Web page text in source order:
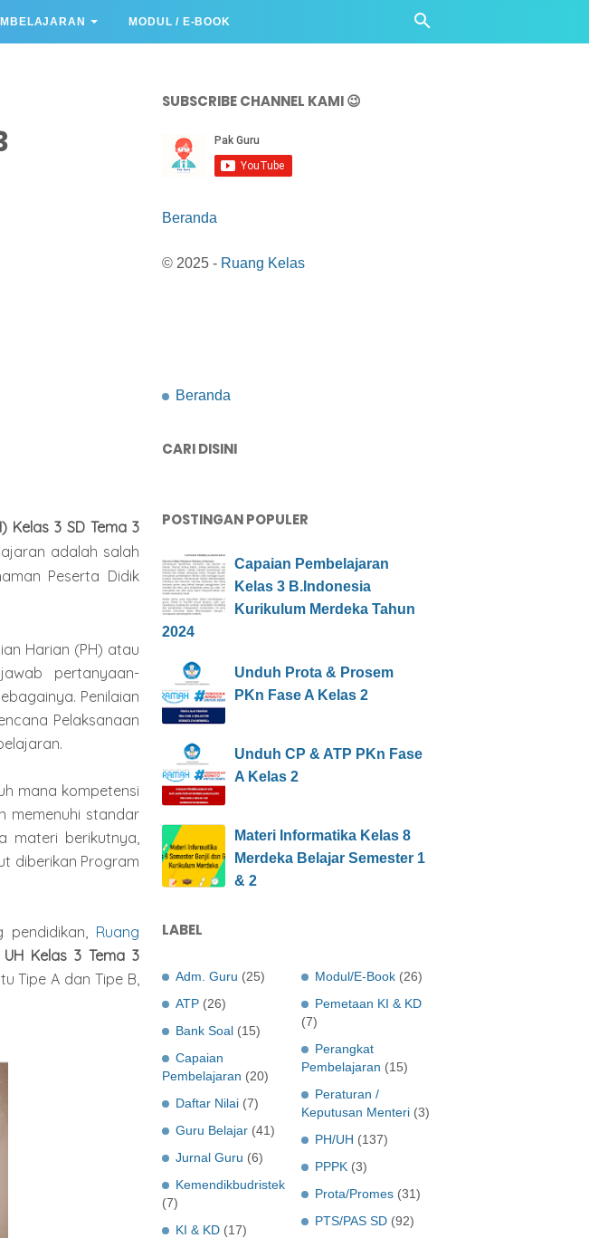
MODUL / E-BOOK
Kelas 3 SD Tema 3
adalah salah
Peserta Didik
Harian (PH) atau
pertanyaan-
Penilaian
Pelaksanaan
mana kompetensi
memenuhi standar
materi berikutnya,
diberikan Program
Ruang
Kelas 3 Tema 3
Tipe A dan Tipe B,
SUBSCRIBE CHANNEL KAMI 😉
Beranda
© 2025 - Ruang Kelas
Beranda
CARI DISINI
POSTINGAN POPULER
Capaian Pembelajaran
Kelas 3 B.Indonesia
Kurikulum Merdeka Tahun
2024
Unduh Prota & Prosem
PKn Fase A Kelas 2
Unduh CP & ATP PKn Fase
A Kelas 2
Materi Informatika Kelas 8
Merdeka Belajar Semester 1
& 2
LABEL
Adm. Guru (25)
ATP (26)
Bank Soal (15)
Capaian
Pembelajaran (20)
Daftar Nilai (7)
Guru Belajar (41)
Jurnal Guru (6)
Kemendikbudristek
(7)
KI & KD (17)
Modul/E-Book (26)
Pemetaan KI & KD
(7)
Perangkat
Pembelajaran (15)
Peraturan /
Keputusan Menteri (3)
PH/UH (137)
PPPK (3)
Prota/Promes (31)
PTS/PAS SD (92)